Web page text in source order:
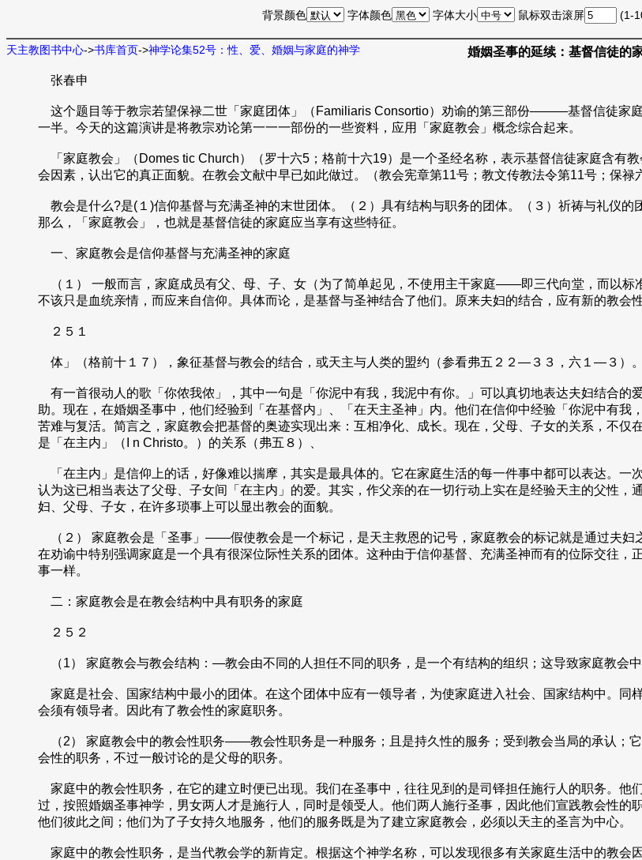
背景颜色 字体颜色 字体大小 鼠标双击滚屏 (1-
天主教图书中心->书库首页->神学论集52号：性、爱、婚姻与家庭的神学 婚姻圣事的延续：基督信徒的
张春申
这个题目等于教宗若望保禄二世「家庭团体」（Familiaris Consortio）劝谕的第三部份———基督信徒家
一半。今天的这篇演讲是将教宗劝论第一一一部份的一些资料，应用「家庭教会」概念综合起来。
「家庭教会」（Domes tic Church）（罗十六5；格前十六19）是一个圣经名称，表示基督信徒家庭含有
会因素，认出它的真正面貌。在教会文献中早已如此做过。（教会宪章第11号；教文传教法令第11号；保禄
教会是什么?是(１)信仰基督与充满圣神的末世团体。（２）具有结构与职务的团体。（３）祈祷与礼仪
那么，「家庭教会」，也就是基督信徒的家庭应当享有这些特征。
一、家庭教会是信仰基督与充满圣神的家庭
（１） 一般而言，家庭成员有父、母、子、女（为了简单起见，不使用主干家庭——即三代向堂，而以标
不该只是血统亲情，而应来自信仰。具体而论，是基督与圣神结合了他们。原来夫妇的结合，应有新的教会
２５１
体」（格前十１７），象征基督与教会的结合，或天主与人类的盟约（参看弗五２２—３３，六１—３）。
有一首很动人的歌「你侬我侬」，其中一句是「你泥中有我，我泥中有你。」可以真切地表达夫妇结合
助。现在，在婚姻圣事中，他们经验到「在基督内」、「在天主圣神」内。他们在信仰中经验「你泥中有
苦难与复活。简言之，家庭教会把基督的奥迹实现出来：互相净化、成长。现在，父母、子女的关系，不
是「在主内」（I n Christo。）的关系（弗五８）、
「在主内」是信仰上的话，好像难以揣摩，其实是最具体的。它在家庭生活的每一件事中都可以表达。一
认为这已相当表达了父母、子女间「在主内」的爱。其实，作父亲的在一切行动上实在是经验天主的父性
妇、父母、子女，在许多琐事上可以显出教会的面貌。
（２） 家庭教会是「圣事」——假使教会是一个标记，是天主救恩的记号，家庭教会的标记就是通过夫妇
在劝谕中特别强调家庭是一个具有很深位际性关系的团体。这种由于信仰基督、充满圣神而有的位际交往
事一样。
二：家庭教会是在教会结构中具有职务的家庭
２５２
（1） 家庭教会与教会结构：—教会由不同的人担任不同的职务，是一个有结构的组织；这导致家庭教会中
家庭是社会、国家结构中最小的团体。在这个团体中应有一领导者，为使家庭进入社会、国家结构中。同
会须有领导者。因此有了教会性的家庭职务。
（2） 家庭教会中的教会性职务——教会性职务是一种服务；且是持久性的服务；受到教会当局的承认；
会性的职务，不过一般讨论的是父母的职务。
家庭中的教会性职务，在它的建立时便已出现。我们在圣事中，往往见到的是司铎担任施行人的职务。他
过，按照婚姻圣事神学，男女两人才是施行人，同时是领受人。他们两人施行圣事，因此他们宣践教会性的
他们彼此之间；他们为了子女持久地服务，他们的服务既是为了建立家庭教会，必须以天主的圣言为中心。
家庭中的教会性职务，是当代教会学的新肯定。根据这个神学名称，可以发现很多有关家庭生活中的教会因